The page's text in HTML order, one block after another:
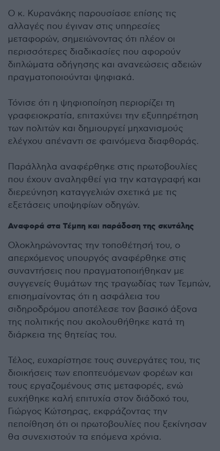
Ο κ. Κυρανάκης παρουσίασε επίσης τις
αλλαγές που έγιναν στις υπηρεσίες
μεταφορών, σημειώνοντας ότι πλέον οι
περισσότερες διαδικασίες που αφορούν
διπλώματα οδήγησης και ανανεώσεις αδειών
πραγματοποιούνται ψηφιακά.
Τόνισε ότι η ψηφιοποίηση περιορίζει τη
γραφειοκρατία, επιταχύνει την εξυπηρέτηση
των πολιτών και δημιουργεί μηχανισμούς
ελέγχου απέναντι σε φαινόμενα διαφθοράς.
Παράλληλα αναφέρθηκε στις πρωτοβουλίες
που έχουν αναληφθεί για την καταγραφή και
διερεύνηση καταγγελιών σχετικά με τις
εξετάσεις υποψηφίων οδηγών.
Αναφορά στα Τέμπη και παράδοση της σκυτάλης
Ολοκληρώνοντας την τοποθέτησή του, ο
απερχόμενος υπουργός αναφέρθηκε στις
συναντήσεις που πραγματοποιήθηκαν με
συγγενείς θυμάτων της τραγωδίας των Τεμπών,
επισημαίνοντας ότι η ασφάλεια του
σιδηροδρόμου αποτέλεσε τον βασικό άξονα
της πολιτικής που ακολουθήθηκε κατά τη
διάρκεια της θητείας του.
Τέλος, ευχαρίστησε τους συνεργάτες του, τις
διοικήσεις των εποπτευόμενων φορέων και
τους εργαζομένους στις μεταφορές, ενώ
ευχήθηκε καλή επιτυχία στον διάδοχό του,
Γιώργος Κώτσηρας, εκφράζοντας την
πεποίθηση ότι οι πρωτοβουλίες που ξεκίνησαν
θα συνεχιστούν τα επόμενα χρόνια.